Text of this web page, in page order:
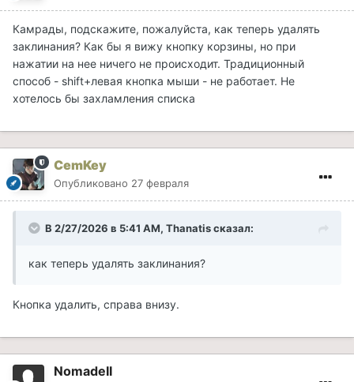
Камрады, подскажите, пожалуйста, как теперь удалять
заклинания? Как бы я вижу кнопку корзины, но при
нажатии на нее ничего не происходит. Традиционный
способ - shift+левая кнопка мыши - не работает. Не
хотелось бы захламления списка
CemKey
Опубликовано 27 февраля
В 2/27/2026 в 5:41 AM, Thanatisсказал:
как теперь удалять заклинания?
Кнопка удалить, справа внизу.
NomadeII